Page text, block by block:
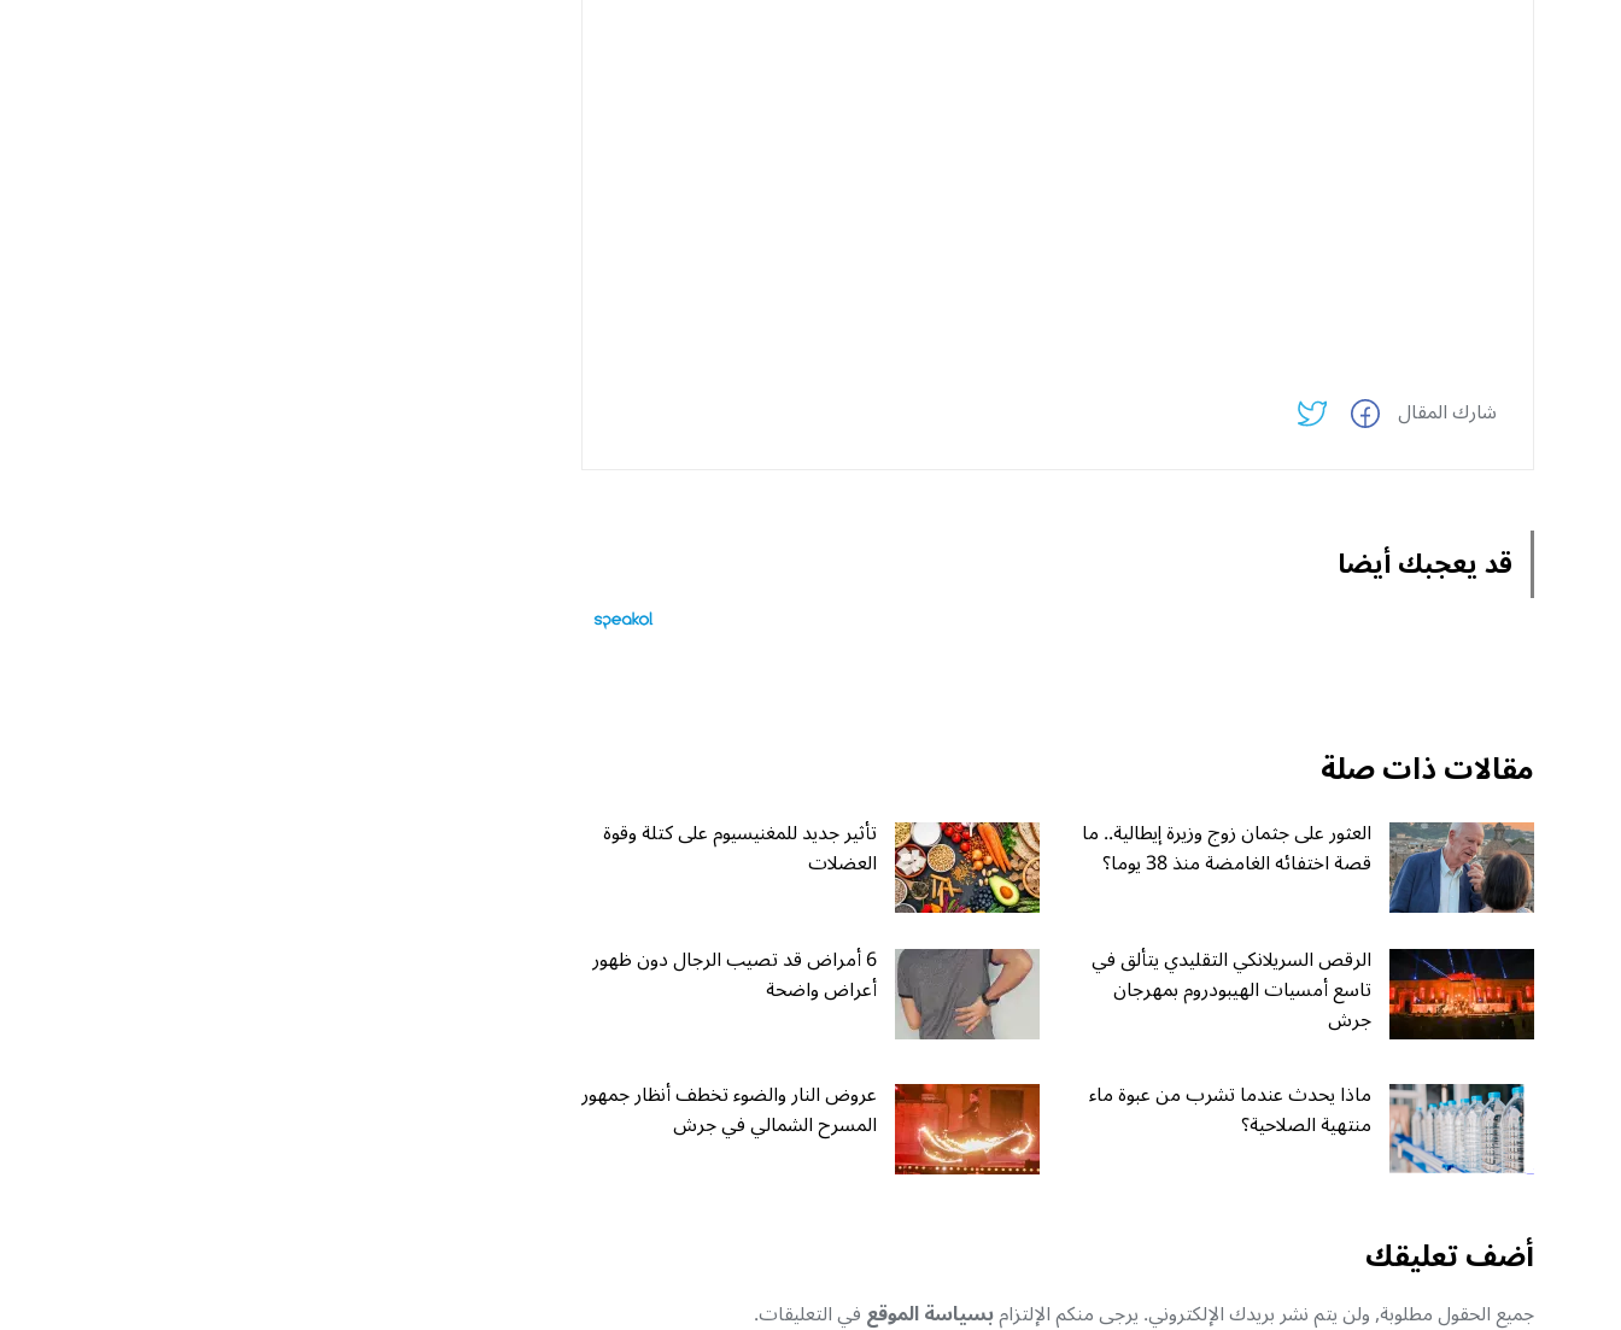
شارك المقال
قد يعجبك أيضا
مقالات ذات صلة
العثور على جثمان زوج وزيرة إيطالية.. ما
قصة اختفائه الغامضة منذ 38 يوما؟
تأثير جديد للمغنيسيوم على كتلة وقوة
العضلات
الرقص السريلانكي التقليدي يتألق في
تاسع أمسيات الهيبودروم بمهرجان
جرش
6 أمراض قد تصيب الرجال دون ظهور
أعراض واضحة
ماذا يحدث عندما تشرب من عبوة ماء
منتهية الصلاحية؟
عروض النار والضوء تخطف أنظار جمهور
المسرح الشمالي في جرش
أضف تعليقك
جميع الحقول مطلوبة, ولن يتم نشر بريدك الإلكتروني. يرجى منكم الإلتزامبسياسة الموقعفي التعليقات.